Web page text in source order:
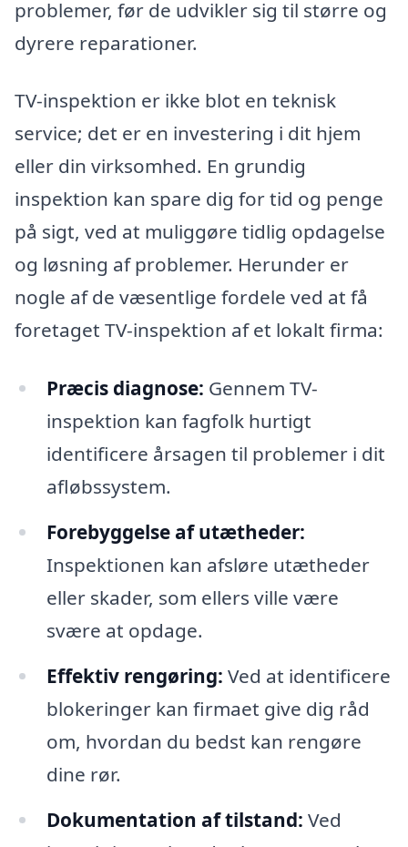
problemer, før de udvikler sig til større og
dyrere reparationer.
TV-inspektion er ikke blot en teknisk
service; det er en investering i dit hjem
eller din virksomhed. En grundig
inspektion kan spare dig for tid og penge
på sigt, ved at muliggøre tidlig opdagelse
og løsning af problemer. Herunder er
nogle af de væsentlige fordele ved at få
foretaget TV-inspektion af et lokalt firma:
Præcis diagnose: Gennem TV-
inspektion kan fagfolk hurtigt
identificere årsagen til problemer i dit
afløbssystem.
Forebyggelse af utætheder:
Inspektionen kan afsløre utætheder
eller skader, som ellers ville være
svære at opdage.
Effektiv rengøring: Ved at identificere
blokeringer kan firmaet give dig råd
om, hvordan du bedst kan rengøre
dine rør.
Dokumentation af tilstand: Ved